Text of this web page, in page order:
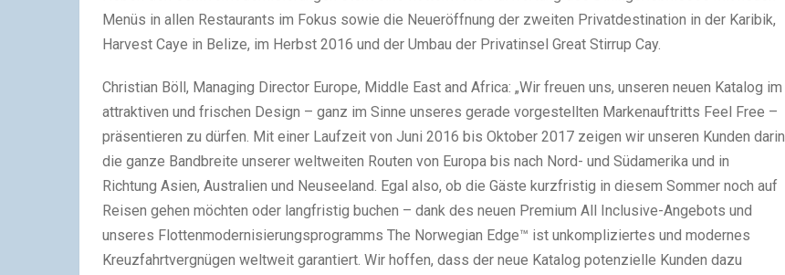
Menüs in allen Restaurants im Fokus sowie die Neueröffnung der zweiten Privatdestination in der Karibik,
Harvest Caye in Belize, im Herbst 2016 und der Umbau der Privatinsel Great Stirrup Cay.
Christian Böll, Managing Director Europe, Middle East and Africa: „Wir freuen uns, unseren neuen Katalog im
attraktiven und frischen Design – ganz im Sinne unseres gerade vorgestellten Markenauftritts Feel Free –
präsentieren zu dürfen. Mit einer Laufzeit von Juni 2016 bis Oktober 2017 zeigen wir unseren Kunden darin
die ganze Bandbreite unserer weltweiten Routen von Europa bis nach Nord- und Südamerika und in
Richtung Asien, Australien und Neuseeland. Egal also, ob die Gäste kurzfristig in diesem Sommer noch auf
Reisen gehen möchten oder langfristig buchen – dank des neuen Premium All Inclusive-Angebots und
unseres Flottenmodernisierungsprogramms The Norwegian Edge™ ist unkompliziertes und modernes
Kreuzfahrtvergnügen weltweit garantiert. Wir hoffen, dass der neue Katalog potenzielle Kunden dazu